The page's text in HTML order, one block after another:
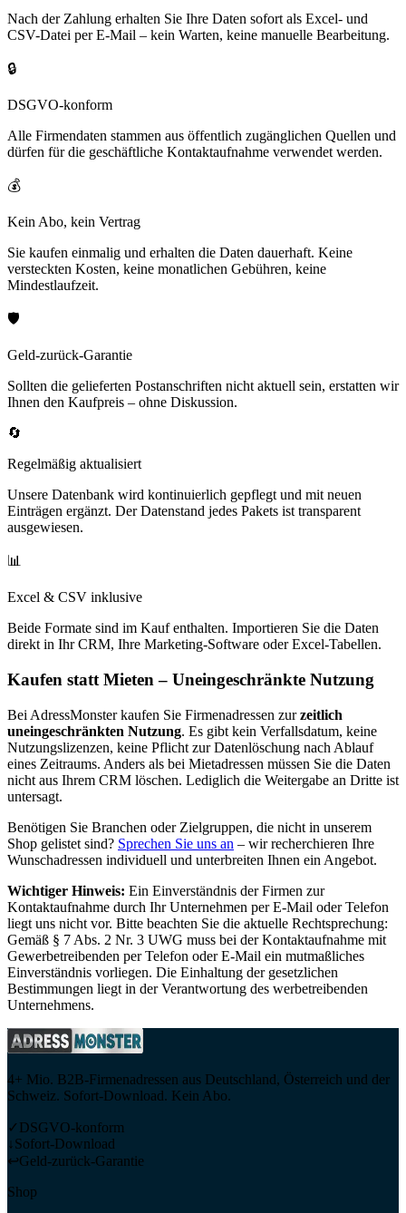
Nach der Zahlung erhalten Sie Ihre Daten sofort als Excel- und
CSV-Datei per E-Mail – kein Warten, keine manuelle Bearbeitung.
🔒
DSGVO-konform
Alle Firmendaten stammen aus öffentlich zugänglichen Quellen und
dürfen für die geschäftliche Kontaktaufnahme verwendet werden.
💰
Kein Abo, kein Vertrag
Sie kaufen einmalig und erhalten die Daten dauerhaft. Keine
versteckten Kosten, keine monatlichen Gebühren, keine
Mindestlaufzeit.
🛡️
Geld-zurück-Garantie
Sollten die gelieferten Postanschriften nicht aktuell sein, erstatten wir
Ihnen den Kaufpreis – ohne Diskussion.
🔄
Regelmäßig aktualisiert
Unsere Datenbank wird kontinuierlich gepflegt und mit neuen
Einträgen ergänzt. Der Datenstand jedes Pakets ist transparent
ausgewiesen.
📊
Excel & CSV inklusive
Beide Formate sind im Kauf enthalten. Importieren Sie die Daten
direkt in Ihr CRM, Ihre Marketing-Software oder Excel-Tabellen.
Kaufen statt Mieten – Uneingeschränkte Nutzung
Bei AdressMonster kaufen Sie Firmenadressen zur zeitlich
uneingeschränkten Nutzung. Es gibt kein Verfallsdatum, keine
Nutzungslizenzen, keine Pflicht zur Datenlöschung nach Ablauf
eines Zeitraums. Anders als bei Mietadressen müssen Sie die Daten
nicht aus Ihrem CRM löschen. Lediglich die Weitergabe an Dritte ist
untersagt.
Benötigen Sie Branchen oder Zielgruppen, die nicht in unserem
Shop gelistet sind? Sprechen Sie uns an – wir recherchieren Ihre
Wunschadressen individuell und unterbreiten Ihnen ein Angebot.
Wichtiger Hinweis: Ein Einverständnis der Firmen zur
Kontaktaufnahme durch Ihr Unternehmen per E-Mail oder Telefon
liegt uns nicht vor. Bitte beachten Sie die aktuelle Rechtsprechung:
Gemäß § 7 Abs. 2 Nr. 3 UWG muss bei der Kontaktaufnahme mit
Gewerbetreibenden per Telefon oder E-Mail ein mutmaßliches
Einverständnis vorliegen. Die Einhaltung der gesetzlichen
Bestimmungen liegt in der Verantwortung des werbetreibenden
Unternehmens.
4+ Mio. B2B-Firmenadressen aus Deutschland, Österreich und der
Schweiz. Sofort-Download. Kein Abo.
✓ DSGVO-konform
↓Sofort-Download
↩Geld-zurück-Garantie
Shop